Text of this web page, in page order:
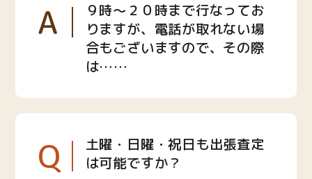
A
９時〜２０時まで行なってお
りますが、電話が取れない場
合もございますので、その際
は……
Q
土曜・日曜・祝日も出張査定
は可能ですか？